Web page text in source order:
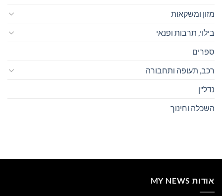
מזון ומשקאות
בילוי, תרבות ופנאי
ספרים
רכב, תעופה ותחבורה
נדל"ן
השכלה וחינוך
אודות MY NEWS